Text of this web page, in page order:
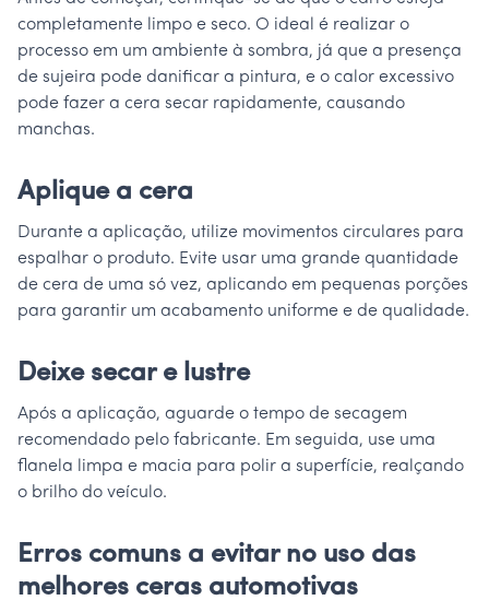
completamente limpo e seco. O ideal é realizar o
processo em um ambiente à sombra, já que a presença
de sujeira pode danificar a pintura, e o calor excessivo
pode fazer a cera secar rapidamente, causando
manchas.
Aplique a cera
Durante a aplicação, utilize movimentos circulares para
espalhar o produto. Evite usar uma grande quantidade
de cera de uma só vez, aplicando em pequenas porções
para garantir um acabamento uniforme e de qualidade.
Deixe secar e lustre
Após a aplicação, aguarde o tempo de secagem
recomendado pelo fabricante. Em seguida, use uma
flanela limpa e macia para polir a superfície, realçando
o brilho do veículo.
Erros comuns a evitar no uso das
melhores ceras automotivas